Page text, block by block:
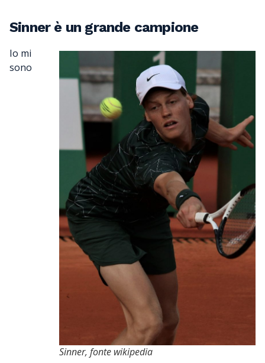
Sinner è un grande campione
Sinner, fonte wikipedia
Io mi
sono